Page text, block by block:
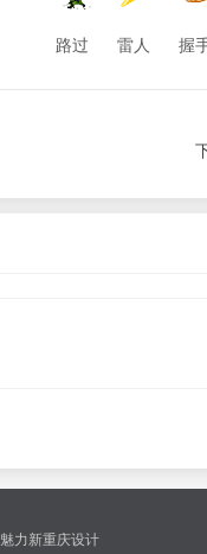
路过 雷人 握
魅力新重庆设计